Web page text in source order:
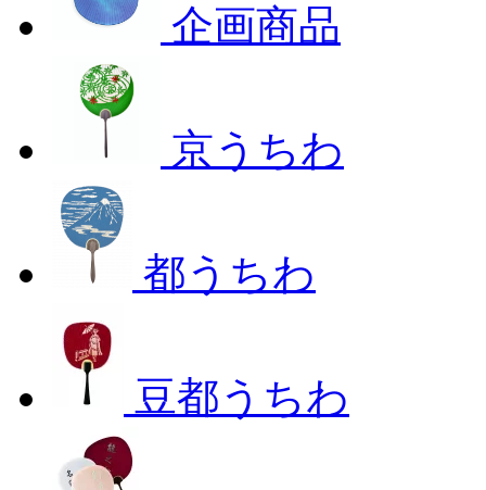
企画商品
京うちわ
都うちわ
豆都うちわ